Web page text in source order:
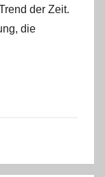
der Zeit.
die